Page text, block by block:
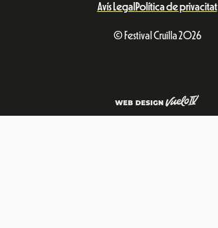
Avís Legal Política de privacitat
© Festival Cruïlla 2026